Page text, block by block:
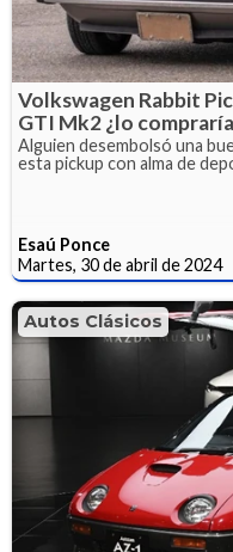
Volkswagen Rabbit
GTI Mk2 ¿lo
Alguien desembolsó una
esta pickup con alma de
Esaú Ponce
Martes, 30 de abril de 2024
Autos Clásicos